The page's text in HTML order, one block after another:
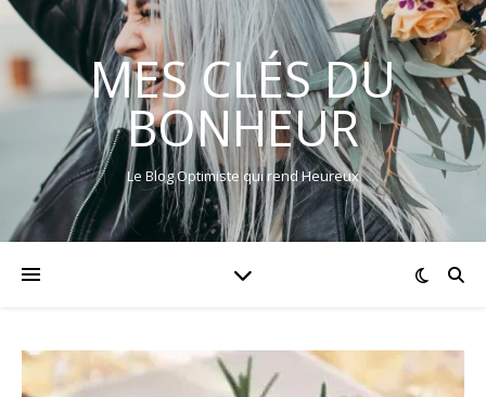
MES CLÉS DU
BONHEUR
Le Blog Optimiste qui rend Heureux